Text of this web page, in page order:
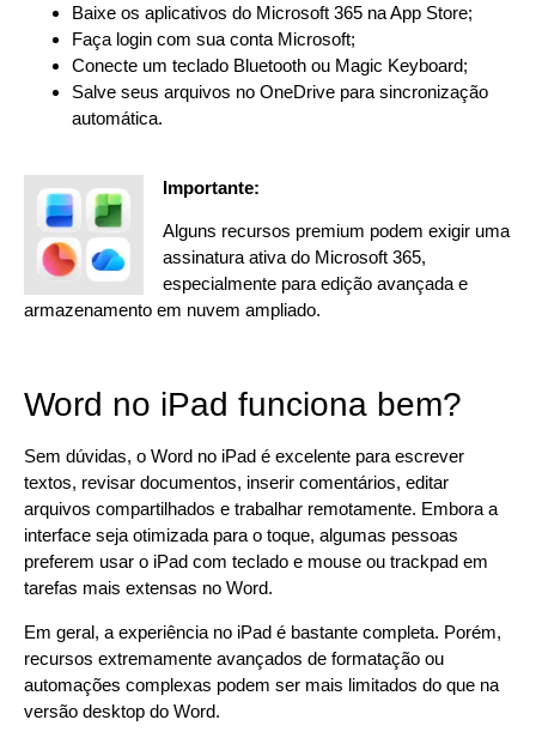
Baixe os aplicativos do Microsoft 365 na App Store;
Faça login com sua conta Microsoft;
Conecte um teclado Bluetooth ou Magic Keyboard;
Salve seus arquivos no OneDrive para sincronização
automática.
Importante:
Alguns recursos premium podem exigir uma
assinatura ativa do Microsoft 365,
especialmente para edição avançada e
armazenamento em nuvem ampliado.
Word no iPad funciona bem?
Sem dúvidas, o Word no iPad é excelente para escrever
textos, revisar documentos, inserir comentários, editar
arquivos compartilhados e trabalhar remotamente. Embora a
interface seja otimizada para o toque, algumas pessoas
preferem usar o iPad com teclado e mouse ou trackpad em
tarefas mais extensas no Word.
Em geral, a experiência no iPad é bastante completa. Porém,
recursos extremamente avançados de formatação ou
automações complexas podem ser mais limitados do que na
versão desktop do Word.